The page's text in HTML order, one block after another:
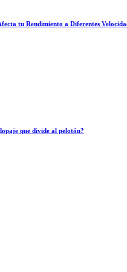
tu Rendimiento a Diferentes
que divide al pelotón?